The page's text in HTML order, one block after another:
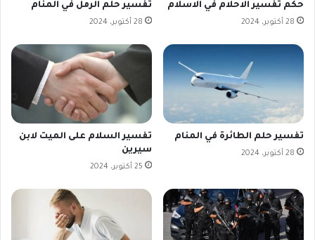
حكم تفسير الاحلام في الاسلام
28 أكتوبر، 2024
تفسير حلم الرمل في المنام
28 أكتوبر، 2024
تفسير حلم الطائرة في المنام
28 أكتوبر، 2024
تفسير السلام على الميت لابن
سيرين
25 أكتوبر، 2024